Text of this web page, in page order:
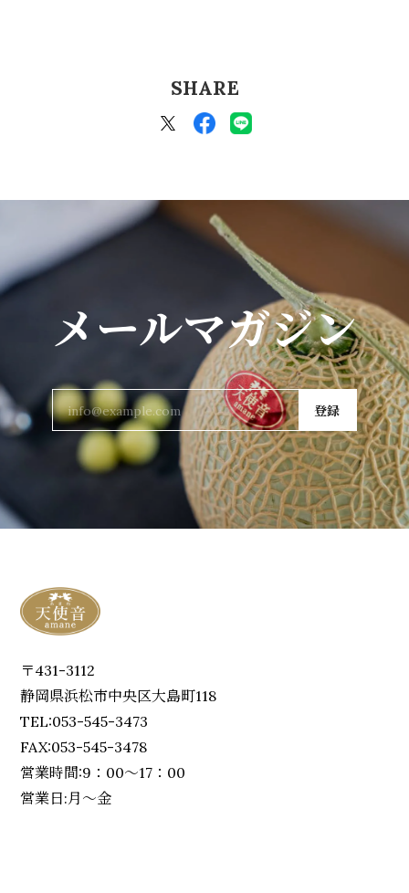
SHARE
メールマガジン
登録
〒431-3112
静岡県浜松市中央区大島町118
TEL:053-545-3473
FAX:053-545-3478
営業時間:9：00～17：00
営業日:月～金